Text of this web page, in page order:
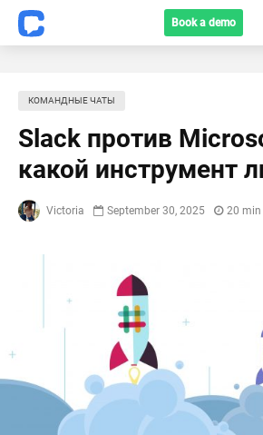
Book a demo
КОМАНДНЫЕ ЧАТЫ
Slack против
какой инструмент
Victoria September 30, 2025 20 min